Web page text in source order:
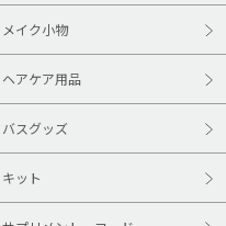
メイク小物
ヘアケア用品
バスグッズ
キット